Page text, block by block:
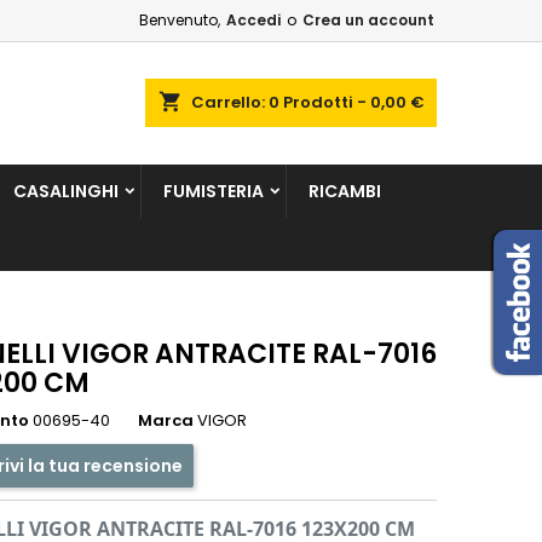
Benvenuto, Accedi o Crea un account
shopping_cart Carrello: 0 Prodotti - 0,00 €
CASALINGHI FUMISTERIA RICAMBI
VIGOR ANTRACITE RAL-7016
CM
00695-40 Marca VIGOR
la tua recensione
VIGOR ANTRACITE RAL-7016 123X200 CM